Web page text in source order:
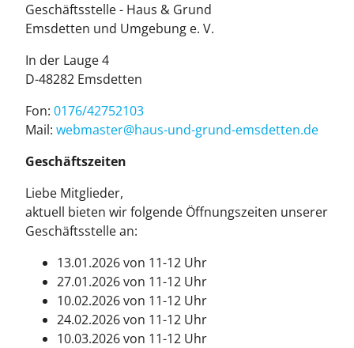
Geschäftsstelle - Haus & Grund
Emsdetten und Umgebung e. V.
In der Lauge 4
D-48282 Emsdetten
Fon: 0176/42752103
Mail: web­mas­ter@haus-und-grund-ems­det­ten.de
Geschäftszeiten
Liebe Mitglieder,
aktuell bieten wir folgende Öffnungszeiten unserer
Geschäftsstelle an:
13.01.2026 von 11-12 Uhr
27.01.2026 von 11-12 Uhr
10.02.2026 von 11-12 Uhr
24.02.2026 von 11-12 Uhr
10.03.2026 von 11-12 Uhr